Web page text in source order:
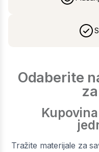
Odaberite
Tražite materijale za